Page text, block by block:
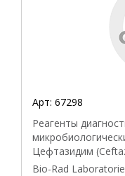
Арт: 67298
Реагенты
Цефтазидим
Bio-Rad